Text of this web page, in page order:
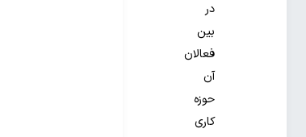
در
بین
فعالان
آن
حوزه
کاری